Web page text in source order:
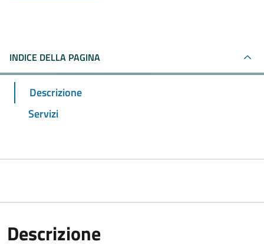
INDICE DELLA PAGINA
Descrizione
Servizi
Descrizione